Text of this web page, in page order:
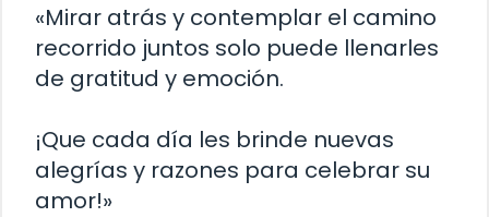
«Mirar atrás y contemplar el camino
recorrido juntos solo puede llenarles
de gratitud y emoción.
¡Que cada día les brinde nuevas
alegrías y razones para celebrar su
amor!»